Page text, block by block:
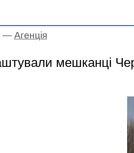
— Агенцiя
мешканці